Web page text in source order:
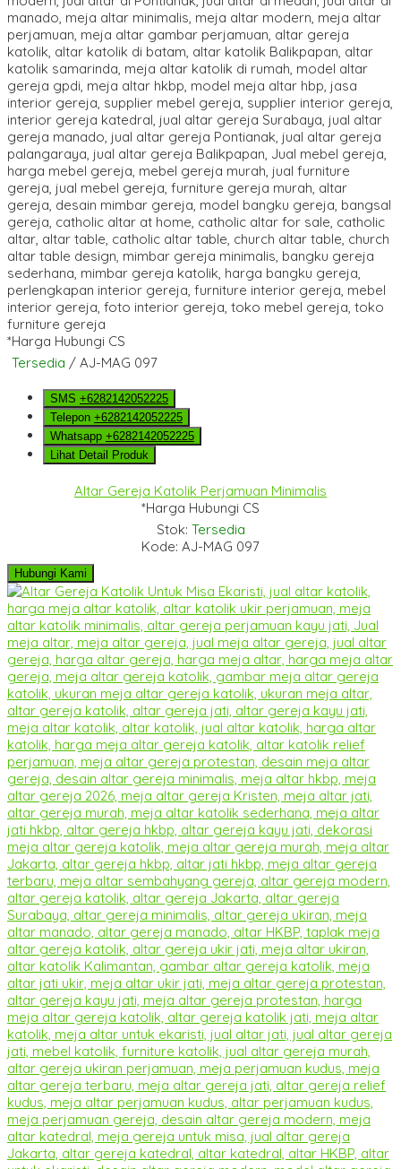
*Harga Hubungi CS
Tersedia / AJ-MAG 097
SMS +6282142052225
Telepon +6282142052225
Whatsapp +6282142052225
Lihat Detail Produk
Altar Gereja Katolik Perjamuan Minimalis
*Harga Hubungi CS
Stok: Tersedia
Kode: AJ-MAG 097
Hubungi Kami